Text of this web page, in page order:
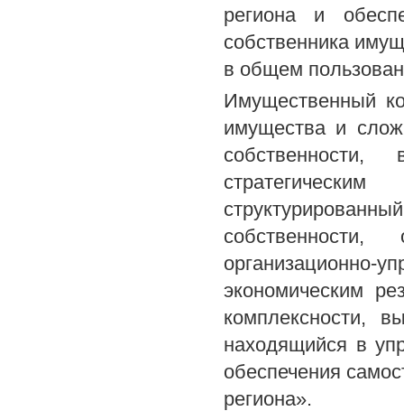
региона и
собственника
в общем
Имущественный
имущества и
экономическим
комплексности,
находящийся в
обеспечения
региона».